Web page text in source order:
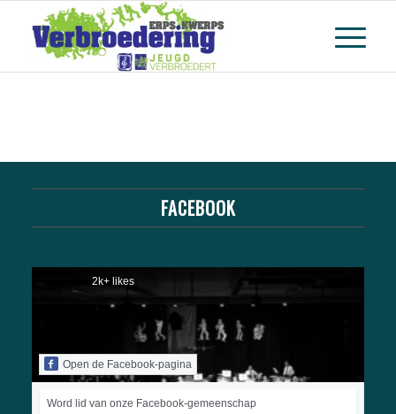
FACEBOOK
2k+ likes
Open de Facebook-pagina
Word lid van onze Facebook-gemeenschap